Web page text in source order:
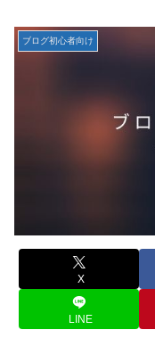
ブログ初心者向け
X
LINE